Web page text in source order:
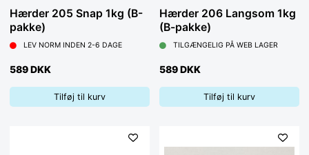
Hærder 205 Snap 1kg (B-
pakke)
LEV NORM INDEN 2-6 DAGE
589 DKK
Tilføj til kurv
Hærder 206 Langsom 1kg
(B-pakke)
TILGÆNGELIG PÅ WEB LAGER
589 DKK
Tilføj til kurv